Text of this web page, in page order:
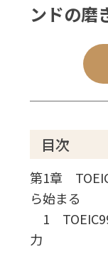
ンドの磨
目次
第1章
ら始まる
1
力